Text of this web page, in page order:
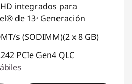
integrados para
de 13ᵃ Generación
s (SODIMM)(2 x 8 GB)
PCIe Gen4 QLC